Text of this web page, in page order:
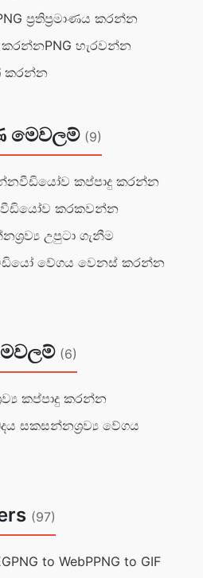
ප්‍රතිප්‍රමාණය කරන්න
කරන්නPNG හැරවන්න
කරන්න
මෙවලම් (9)
වීඩියෝව කප්පාදු කරන්න
වීඩියෝව කරකවන්න
ශ්‍රව්‍ය උපුටා ගැනීම
වේගය වෙනස් කරන්න
(6)
කප්පාදු කරන්න
සකසන්නශ්‍රව්‍ය වේගය
(97)
PNG to WebPPNG to GIF